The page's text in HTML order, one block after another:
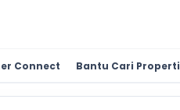
Connect Bantu Cari Properti